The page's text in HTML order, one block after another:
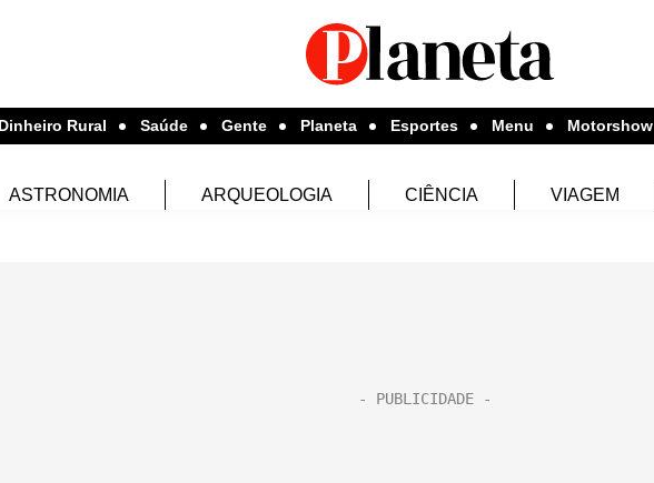
Dinheiro Rural Saúde Gente Planeta Esportes Menu Motorshow
ASTRONOMIA ARQUEOLOGIA CIÊNCIA VIAGEM